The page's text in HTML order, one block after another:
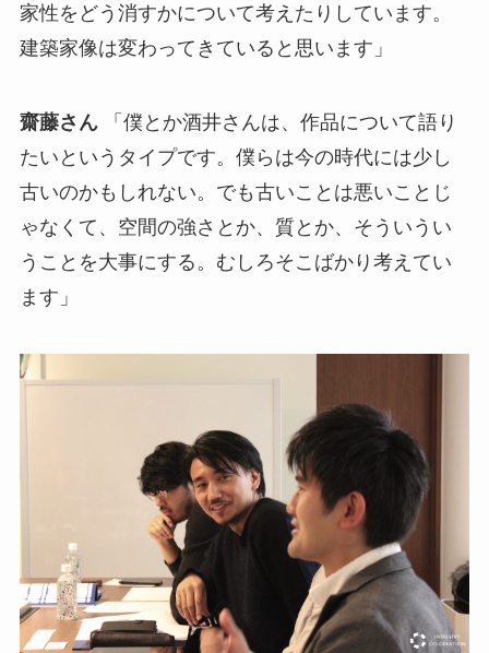
家性をどう消すかについて考えたりしています。
建築家像は変わってきていると思います」
齋藤さん「僕とか酒井さんは、作品について語り
たいというタイプです。僕らは今の時代には少し
古いのかもしれない。でも古いことは悪いことじ
ゃなくて、空間の強さとか、質とか、そういうい
うことを大事にする。むしろそこばかり考えてい
ます」